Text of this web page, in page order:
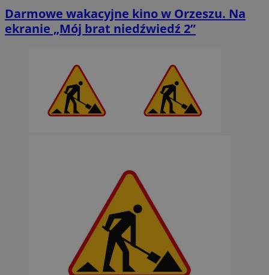
Darmowe wakacyjne kino w Orzeszu. Na
ekranie „Mój brat niedźwiedź 2”